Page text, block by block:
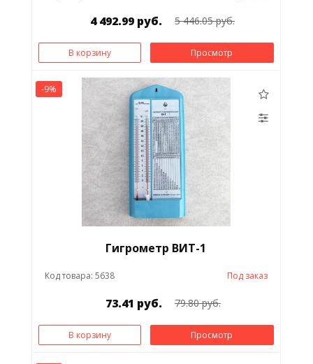
4 492.99 руб. 5 446.05 руб.
В корзину Просмотр
-9%
Гигрометр ВИТ-1
Код товара: 5638 Под заказ
73.41 руб. 79.80 руб.
В корзину Просмотр